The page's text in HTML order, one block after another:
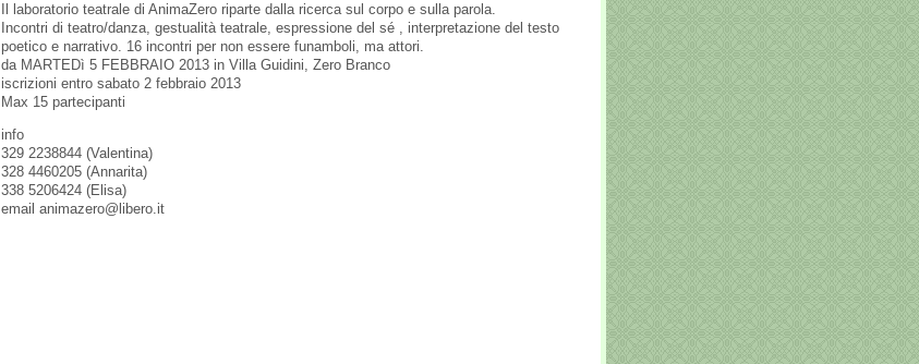
Il laboratorio teatrale di AnimaZero riparte dalla ricerca sul corpo e sulla parola.
Incontri di teatro/danza, gestualità teatrale, espressione del sé , interpretazione del testo
poetico e narrativo. 16 incontri per non essere funamboli, ma attori.
da MARTEDì 5 FEBBRAIO 2013 in Villa Guidini, Zero Branco
iscrizioni entro sabato 2 febbraio 2013
Max 15 partecipanti
info
329 2238844 (Valentina)
328 4460205 (Annarita)
338 5206424 (Elisa)
email animazero@libero.it